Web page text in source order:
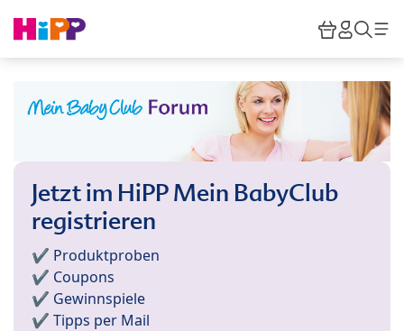
HiPP
Jetzt im HiPP Mein BabyClub
registrieren
✔️ Produktproben
✔️ Coupons
✔️ Gewinnspiele
✔️ Tipps per Mail